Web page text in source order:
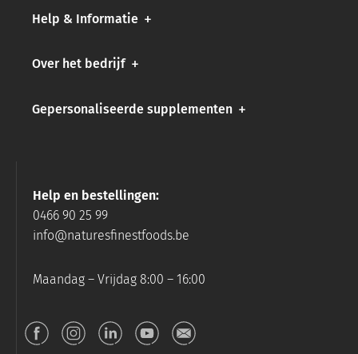
Help & Informatie
Over het bedrijf
Gepersonaliseerde supplementen
Help en bestellingen:
0466 90 25 99
info@naturesfinestfoods.be
Maandag – Vrijdag 8:00 – 16:00